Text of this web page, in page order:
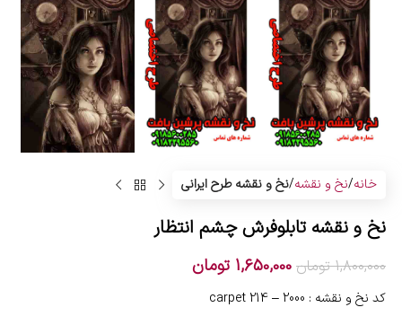
خانه نخ و نقشه نخ و نقشه طرح ایرانی
نخ و نقشه تابلوفرش چشم انتظار
1,800,000 تومان 1,650,000 تومان
کد نخ و نقشه : 2000 – 214 carpet